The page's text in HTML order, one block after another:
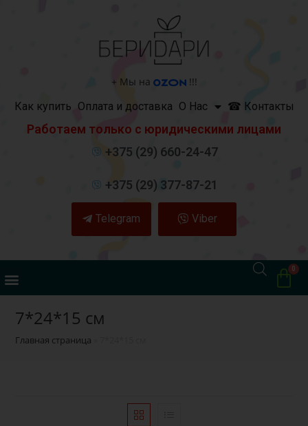
+ Мы на
!!!
Как купить Оплата и доставка О Нас ☎ Контакты
Работаем только с юридическими лицами
+375 (29) 660-24-47
+375 (29) 377-87-21
Telegram Viber
7*24*15 см
Главная страница